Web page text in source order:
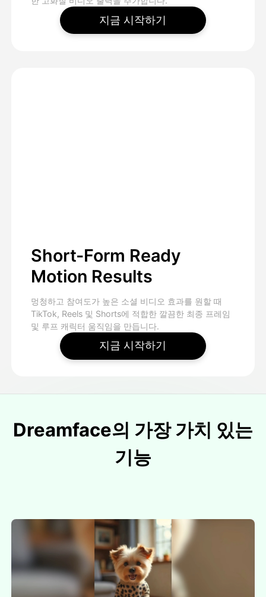
지금 시작하기
Short-Form Ready
Motion Results
멍청하고 참여도가 높은 소셜 비디오 효과를 원할 때
TikTok, Reels 및 Shorts에 적합한 깔끔한 최종 프레임
및 루프 캐릭터 움직임을 만듭니다.
지금 시작하기
Dreamface의 가장 가치 있는
기능